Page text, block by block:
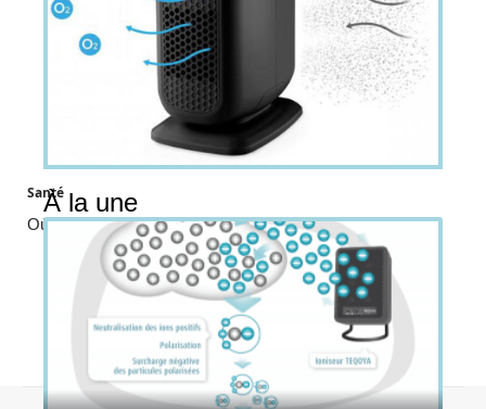
Santé
Où acheter un ionisateur ?
À la une